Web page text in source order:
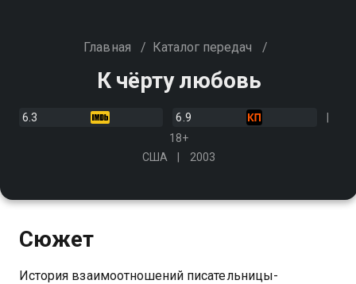
Главная / Каталог передач /
К чёрту любовь
6.3
6.9
18+
США
2003
Сюжет
История взаимоотношений писательницы-